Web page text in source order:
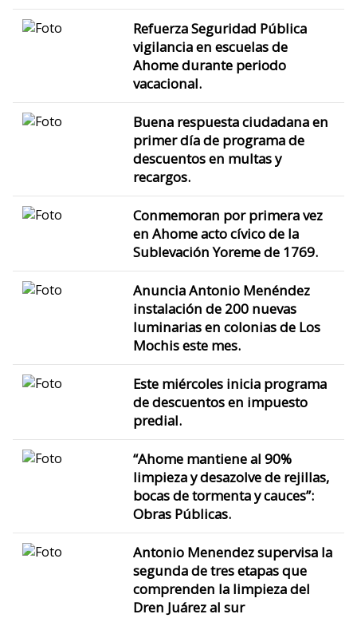
Refuerza Seguridad Pública
vigilancia en escuelas de
Ahome durante periodo
vacacional.
Buena respuesta ciudadana en
primer día de programa de
descuentos en multas y
recargos.
Conmemoran por primera vez
en Ahome acto cívico de la
Sublevación Yoreme de 1769.
Anuncia Antonio Menéndez
instalación de 200 nuevas
luminarias en colonias de Los
Mochis este mes.
Este miércoles inicia programa
de descuentos en impuesto
predial.
“Ahome mantiene al 90%
limpieza y desazolve de rejillas,
bocas de tormenta y cauces”:
Obras Públicas.
Antonio Menendez supervisa la
segunda de tres etapas que
comprenden la limpieza del
Dren Juárez al sur